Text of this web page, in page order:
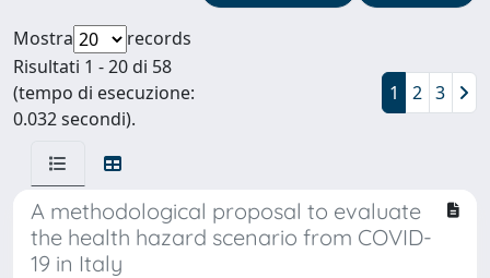
Mostra
records
Risultati 1 - 20 di 58
(tempo di esecuzione:
0.032 secondi).
1 2 3
A methodological proposal to evaluate
the health hazard scenario from COVID-
19 in Italy